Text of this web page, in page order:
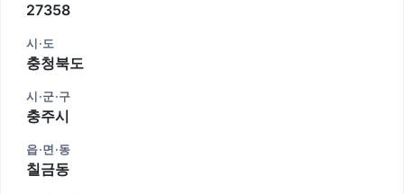
27358
시·도
충청북도
시·군·구
충주시
읍·면·동
칠금동